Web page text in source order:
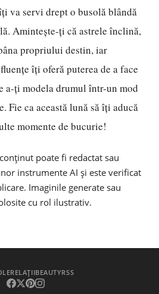
va servi drept o busolă blândă
Amintește-ți că astrele înclină,
propriului destin, iar
îți oferă puterea de a face
a-ți modela drumul într-un mod
Fie ca această lună să îți aducă
momente de bucurie!
poate fi redactat sau
instrumente AI și este verificat
Imaginile generate sau
cu rol ilustrativ.
RELAȚIIBEAUTYRSS